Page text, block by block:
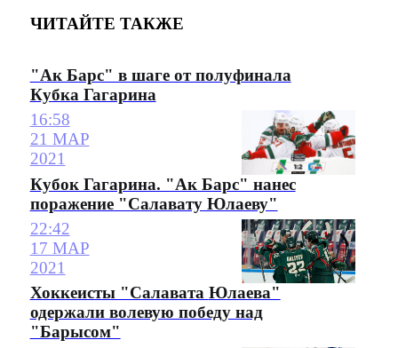
ЧИТАЙТЕ ТАКЖЕ
"Ак Барс" в шаге от полуфинала
Кубка Гагарина
16:58
21 МАР
2021
Кубок Гагарина. "Ак Барс" нанес
поражение "Салавату Юлаеву"
22:42
17 МАР
2021
Хоккеисты "Салавата Юлаева"
одержали волевую победу над
"Барысом"